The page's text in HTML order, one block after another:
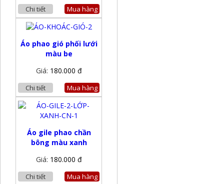
Chi tiết Mua hàng
Áo phao gió phối lưới
màu be
Giá: 180.000 đ
Chi tiết Mua hàng
Áo gile phao chần
bông màu xanh
Giá: 180.000 đ
Chi tiết Mua hàng